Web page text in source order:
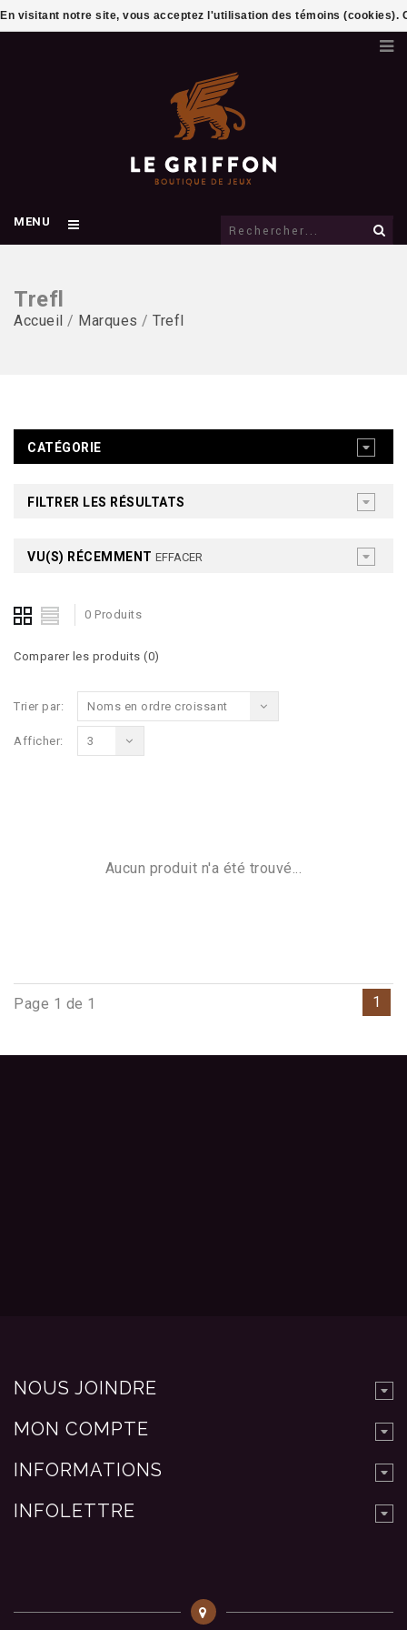
MENU
Trefl
Accueil / Marques / Trefl
CATÉGORIE
FILTRER LES RÉSULTATS
VU(S) RÉCEMMENT EFFACER
0 Produits
Comparer les produits (0)
Trier par: Noms en ordre croissant
Afficher: 3
Aucun produit n'a été trouvé...
Page 1 de 1 1
NOUS JOINDRE
MON COMPTE
INFORMATIONS
INFOLETTRE
En visitant notre site, vous acceptez l'utilisation des témoins